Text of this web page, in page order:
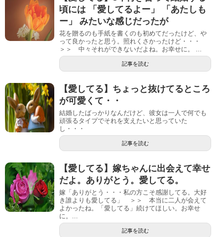
頃には 「愛してるよー」 「あたしも
ー」 みたいな感じだったが
花を贈るのも手紙を書くのも初めてだったけど、や
って良かったと思う。照れくさかったけど・・・
＞＞ 中々それができないだよね。お幸せに。 ...
記事を読む
【愛してる】ちょっと抜けてるところ
が可愛くて・・
結婚したばっかりなんだけど、彼女は一人で何でも
頑張るタイプでそれを支えたいと思っていた
し・・・
記事を読む
【愛してる】嫁ちゃんに出会えて幸せ
だよ。ありがとう。愛してる。
嫁「ありがとう・・・私の方こそ感謝してる。大好
き誰よりも愛してる」 ＞＞ 本当に二人が会えて
よかったね。「愛してる」続けてほしい。お幸せ
に。...
記事を読む